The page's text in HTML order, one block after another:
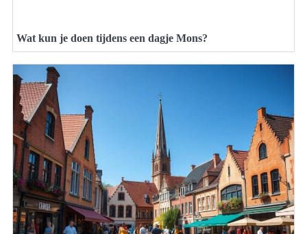
Wat kun je doen tijdens een dagje Mons?